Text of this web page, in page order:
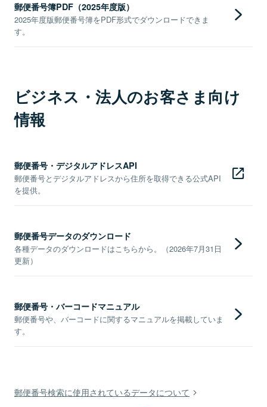
郵便番号簿PDF（2025年度版）
2025年度版郵便番号簿をPDF形式でダウンロードできま
す。
ビジネス・法人のお客さま向け
情報
郵便番号・デジタルアドレスAPI
郵便番号とデジタルアドレスから住所を取得できる公式API
を提供。
郵便番号データのダウンロード
各種データのダウンロードはこちらから。（2026年7月31日
更新）
郵便番号・バーコードマニュアル
郵便番号や、バーコードに関するマニュアルを掲載していま
す。
郵便番号検索に使用されているデータについて